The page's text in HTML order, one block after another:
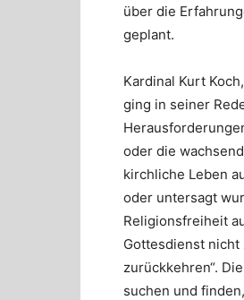
über die
geplant.
Kardinal Kurt
ging in seiner
oder die
kirchliche Leben
oder untersagt
Religionsfreiheit
Gottesdienst
zurückkehren“.
suchen und